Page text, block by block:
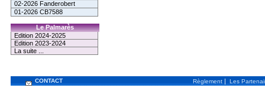
02-2026 Fanderobert
01-2026 CB7588
Le Palmarès
Edition 2024-2025
Edition 2023-2024
La suite ...
CONTACT Règlement | Les